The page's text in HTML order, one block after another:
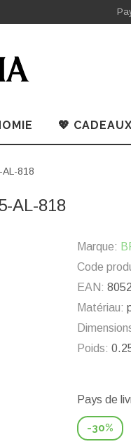
💖 CADEAUX
818
AL-818
Marque:
Code
EAN:
Matériau:
Poids:
Pays de
-30%